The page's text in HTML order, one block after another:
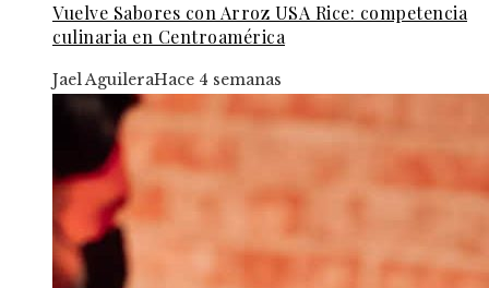
Vuelve Sabores con Arroz USA Rice: competencia
culinaria en Centroamérica
Jael AguileraHace 4 semanas